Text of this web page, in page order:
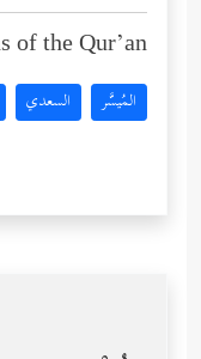
the Qur’an:
المُيسَّر السعدي